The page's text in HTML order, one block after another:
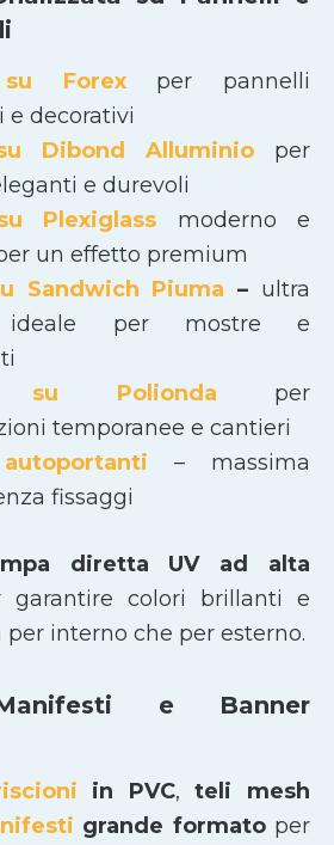
Forexper pannelli
e decorativi
Dibond Alluminio per
e durevoli
Plexiglass moderno e
un effetto premium
Sandwich Piuma – ultra
ideale per mostre e
su Polionda per
temporanee e cantieri
– massima
fissaggi
diretta UV ad alta
garantire colori brillanti e
per interno che per esterno.
e Banner
in PVC,teli mesh
grande formatoper